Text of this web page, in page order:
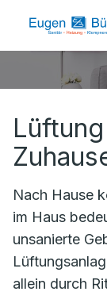
Nach Hause
im Haus
unsanierte
allein durch